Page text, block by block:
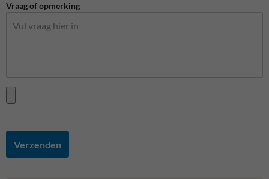
Vraag of opmerking
Verzenden